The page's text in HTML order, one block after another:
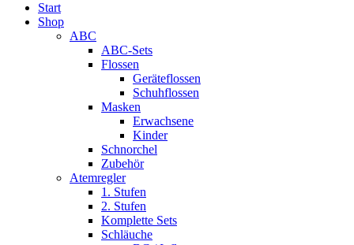
Start
Shop
ABC
ABC-Sets
Flossen
Geräteflossen
Schuhflossen
Masken
Erwachsene
Kinder
Schnorchel
Zubehör
Atemregler
1. Stufen
2. Stufen
Komplette Sets
Schläuche